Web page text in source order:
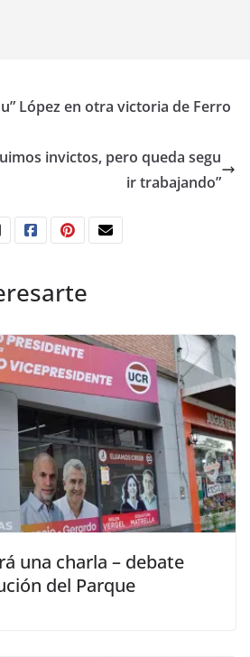
López en otra victoria de Ferro
invictos, pero queda segu
ir trabajando”
una charla – debate
del Parque